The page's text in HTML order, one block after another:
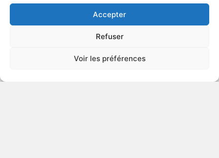
Accepter
Refuser
Voir les préférences
La vie parfaite